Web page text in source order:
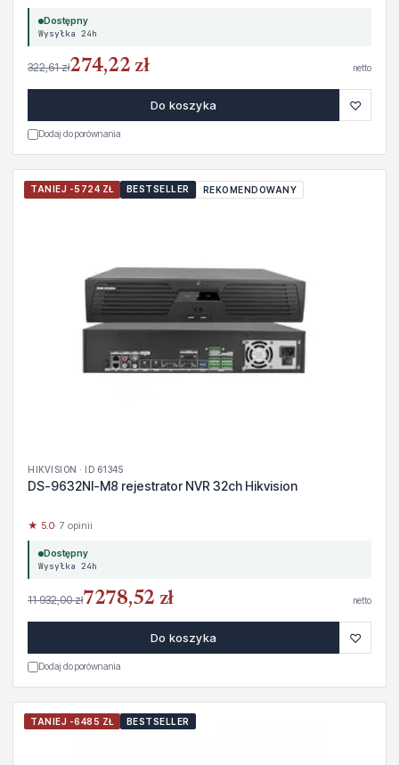
Dostępny
Wysyłka 24h
322,61 zł274,22 zł netto
Do koszyka ♡
Dodaj do porównania
TANIEJ -5724 ZŁ BESTSELLER REKOMENDOWANY
HIKVISION · ID 61345
DS-9632NI-M8 rejestrator NVR 32ch Hikvision
★ 5.0· 7 opinii
Dostępny
Wysyłka 24h
11 932,00 zł7278,52 zł netto
Do koszyka ♡
Dodaj do porównania
TANIEJ -6485 ZŁ BESTSELLER